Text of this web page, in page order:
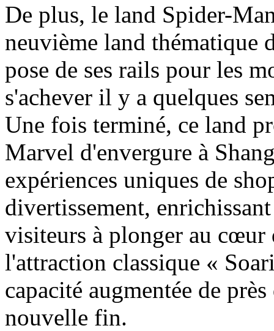
De plus, le land Spider-
neuvième land thématique
pose de ses rails pour les
s'achever il y a quelques
Une fois terminé, ce land
Marvel d'envergure à
expériences uniques de
divertissement,
visiteurs à plonger au
l'attraction classique «
capacité augmentée de
nouvelle fin.